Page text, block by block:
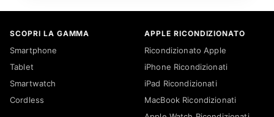
SCOPRI LA GAMMA
Smartphone
Tablet
Smartwatch
Cordless
APPLE RICONDIZIONATO
Ricondizionato Apple
iPhone Ricondizionati
iPad Ricondizionati
MacBook Ricondizionati